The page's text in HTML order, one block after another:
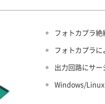
フォトカプラ
フォトカプラ
出力回路にサ
Windows/Linux